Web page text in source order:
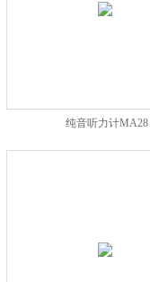
纯音听力计MA28